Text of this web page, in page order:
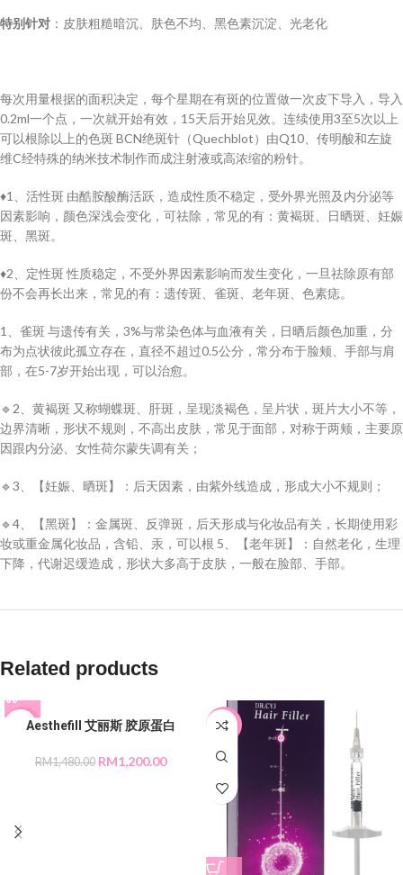
特别针对 ：皮肤粗糙暗沉、肤色不均、黑色素沉淀、光老化
每次用量根据的面积决定，每个星期在有斑的位置做一次皮下导入，导入
0.2ml一个点，一次就开始有效，15天后开始见效。连续使用3至5次以上
可以根除以上的色斑 BCN绝斑针（Quechblot）由Q10、传明酸和左旋
维C经特殊的纳米技术制作而成注射液或高浓缩的粉针。
♦️1、活性斑 由酷胺酸酶活跃，造成性质不稳定，受外界光照及内分泌等
因素影响，颜色深浅会变化，可祛除，常见的有：黄褐斑、日晒斑、妊娠
斑、黑斑。
♦️2、定性斑 性质稳定，不受外界因素影响而发生变化，一旦祛除原有部
份不会再长出来，常见的有：遗传斑、雀斑、老年斑、色素痣。
1、雀斑 与遗传有关，3%与常染色体与血液有关，日晒后颜色加重，分
布为点状彼此孤立存在，直径不超过0.5公分，常分布于脸颊、手部与肩
部，在5-7岁开始出现，可以治愈。
🔹2、黄褐斑 又称蝴蝶斑、肝斑，呈现淡褐色，呈片状，斑片大小不等，
边界清晰，形状不规则，不高出皮肤，常见于面部，对称于两颊，主要原
因跟内分泌、女性荷尔蒙失调有关；
🔹3、【妊娠、晒斑】：后天因素，由紫外线造成，形成大小不规则；
🔹4、【黑斑】：金属斑、反弹斑，后天形成与化妆品有关，长期使用彩
妆或重金属化妆品，含铅、汞，可以根 5、【老年斑】：自然老化，生理
下降，代谢迟缓造成，形状大多高于皮肤，一般在脸部、手部。
Related products
-19%Aesthefill 艾丽斯 胶原蛋白
RM1,480.00 RM1,200.00
-13%